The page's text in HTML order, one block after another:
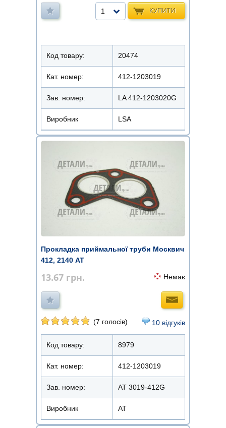
КУПИТИ
1
Код товару: 20474
Кат. номер: 412-1203019
Зав. номер: LA 412-1203020G
Виробник LSA
Прокладка приймальної труби Москвич
412, 2140 АТ
13.67 грн. Немає
(7 голосів) 10 відгуків
Код товару: 8979
Кат. номер: 412-1203019
Зав. номер: AT 3019-412G
Виробник АТ